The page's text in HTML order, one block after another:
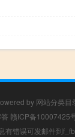
by 网站分类目
赣ICP备10007425
有错误可发邮件到